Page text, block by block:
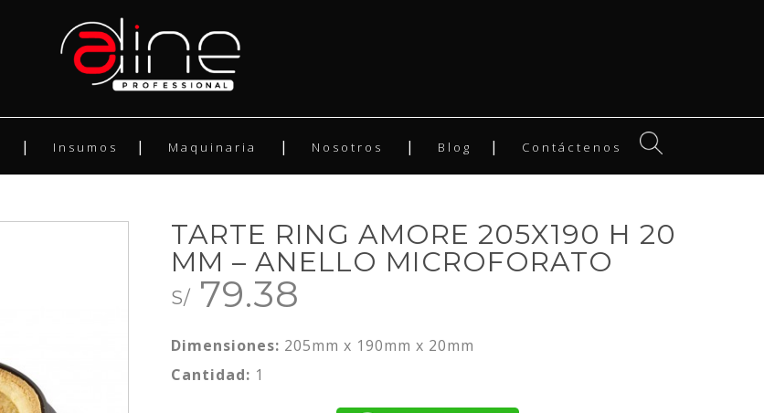
Insumos Maquinaria Nosotros Blog Contáctenos
TARTE RING AMORE 205X190 H 20
MM – ANELLO MICROFORATO
S/ 79.38
Dimensiones: 205mm x 190mm x 20mm
Cantidad: 1